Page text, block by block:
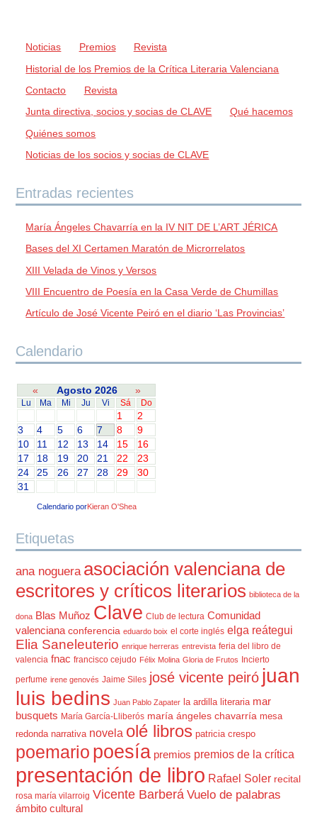
Noticias Premios
Revista
Historial de los Premios de la Crítica Literaria Valenciana
Contacto
Revista
Junta directiva, socios y socias de CLAVE
Qué hacemos
Quiénes somos
Noticias de los socios y socias de CLAVE
Entradas recientes
María Ángeles Chavarría en la IV NIT DE L’ART JÉRICA
Bases del XI Certamen Maratón de Microrrelatos
XIII Velada de Vinos y Versos
VIII Encuentro de Poesía en la Casa Verde de Chumillas
Artículo de José Vicente Peiró en el diario ‘Las Provincias’
Calendario
« Agosto 2026 »
Lu Ma Mi Ju Vi Sá Do
1
2
3
4 5 6 7 8
9
10
11 12 13 14 15
16
17
18 19 20 21 22
23
24
25 26 27 28 29
30
31
Calendario porKieran O'Shea
Etiquetas
ana noguera asociación valenciana de
escritores y críticos literarios biblioteca de la
dona Blas Muñoz Clave Club de lectura Comunidad
valenciana conferencia eduardo boix el corte inglés elga reátegui
Elia Saneleuterio enrique herreras entrevista feria del libro de
valencia fnac francisco cejudo Félix Molina Gloria de Frutos Incierto
perfume irene genovés Jaime Siles josé vicente peiró juan
luis bedins Juan Pablo Zapater la ardilla literaria mar
busquets María García-Lliberós maría ángeles chavarría mesa
redonda narrativa novela olé libros patricia crespo
poemario poesía premios premios de la crítica
presentación de libro Rafael Soler recital
rosa maría vilarroig Vicente Barberá Vuelo de palabras
ámbito cultural